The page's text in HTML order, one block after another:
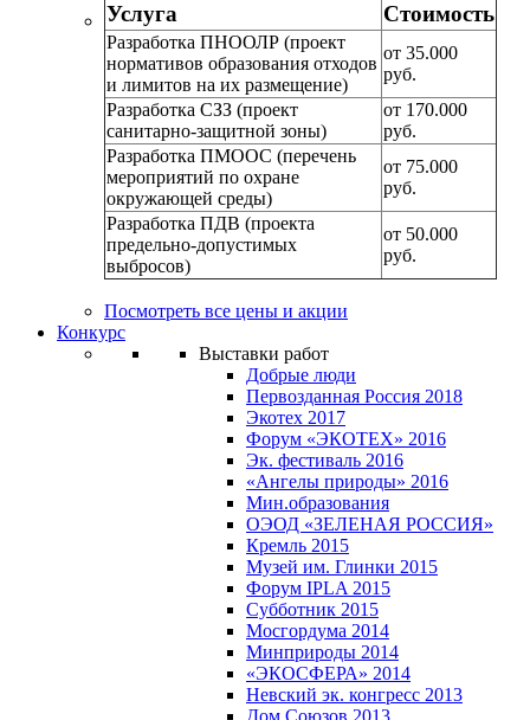
Услуга Стоимость
Разработка ПНООЛР (проект
нормативов образования отходов
и лимитов на их размещение)
от 35.000
руб.
Разработка СЗЗ (проект
санитарно-защитной зоны)
от 170.000
руб.
Разработка ПМООС (перечень
мероприятий по охране
окружающей среды)
от 75.000
руб.
Разработка ПДВ (проекта
предельно-допустимых
выбросов)
от 50.000
руб.
Посмотреть все цены и акции
Конкурс
Выставки работ
Добрые люди
Первозданная Россия 2018
Экотех 2017
Форум «ЭКОТЕХ» 2016
Эк. фестиваль 2016
«Ангелы природы» 2016
Мин.образования
ОЭОД «ЗЕЛЕНАЯ РОССИЯ»
Кремль 2015
Музей им. Глинки 2015
Форум IPLA 2015
Субботник 2015
Мосгордума 2014
Минприроды 2014
«ЭКОСФЕРА» 2014
Невский эк. конгресс 2013